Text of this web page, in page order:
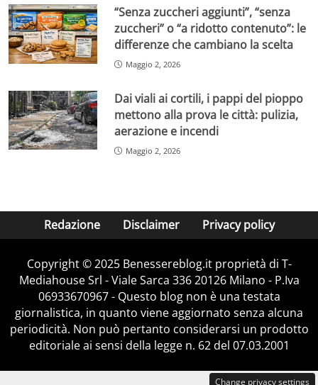
“Senza zuccheri aggiunti”, “senza
zuccheri” o “a ridotto contenuto”: le
differenze che cambiano la scelta
Maggio 2, 2026
Dai viali ai cortili, i pappi del pioppo
mettono alla prova le città: pulizia,
aerazione e incendi
Maggio 2, 2026
Redazione Disclaimer Privacy policy
Copyright © 2025 Benessereblog.it proprietà di T-
Mediahouse Srl - Viale Sarca 336 20126 Milano - P.Iva
06933670967 - Questo blog non è una testata
giornalistica, in quanto viene aggiornato senza alcuna
periodicità. Non può pertanto considerarsi un prodotto
editoriale ai sensi della legge n. 62 del 07.03.2001
Change privacy settings